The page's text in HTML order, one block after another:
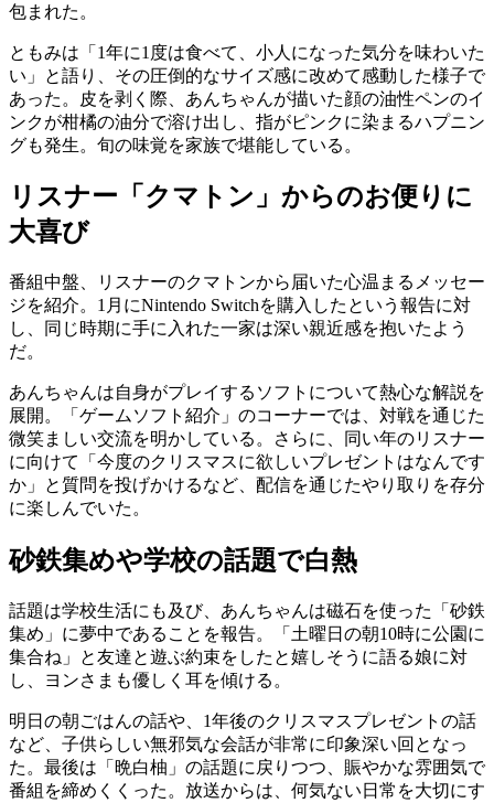
包まれた。
ともみは「1年に1度は食べて、小人になった気分を味わいた
い」と語り、その圧倒的なサイズ感に改めて感動した様子で
あった。皮を剥く際、あんちゃんが描いた顔の油性ペンのイ
ンクが柑橘の油分で溶け出し、指がピンクに染まるハプニン
グも発生。旬の味覚を家族で堪能している。
リスナー「クマトン」からのお便りに
大喜び
番組中盤、リスナーのクマトンから届いた心温まるメッセー
ジを紹介。1月にNintendo Switchを購入したという報告に対
し、同じ時期に手に入れた一家は深い親近感を抱いたよう
だ。
あんちゃんは自身がプレイするソフトについて熱心な解説を
展開。「ゲームソフト紹介」のコーナーでは、対戦を通じた
微笑ましい交流を明かしている。さらに、同い年のリスナー
に向けて「今度のクリスマスに欲しいプレゼントはなんです
か」と質問を投げかけるなど、配信を通じたやり取りを存分
に楽しんでいた。
砂鉄集めや学校の話題で白熱
話題は学校生活にも及び、あんちゃんは磁石を使った「砂鉄
集め」に夢中であることを報告。「土曜日の朝10時に公園に
集合ね」と友達と遊ぶ約束をしたと嬉しそうに語る娘に対
し、ヨンさまも優しく耳を傾ける。
明日の朝ごはんの話や、1年後のクリスマスプレゼントの話
など、子供らしい無邪気な会話が非常に印象深い回となっ
た。最後は「晩白柚」の話題に戻りつつ、賑やかな雰囲気で
番組を締めくくった。放送からは、何気ない日常を大切にす